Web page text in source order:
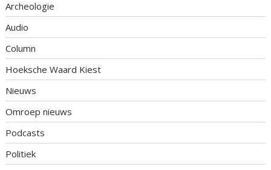
Archeologie
Audio
Column
Hoeksche Waard Kiest
Nieuws
Omroep nieuws
Podcasts
Politiek